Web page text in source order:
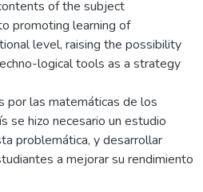
of the subject
promoting learning of
level, raising the possibility
logical tools as a strategy
por las matemáticas de los
se hizo necesario un estudio
problemática, y desarrollar
a mejorar su rendimiento